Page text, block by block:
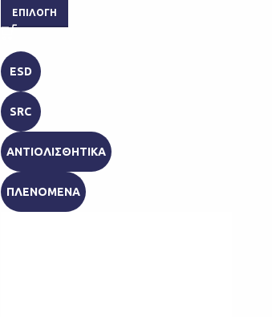
ΕΠΙΛΟΓΉ
ESD
SRC
ΑΝΤΙΟΛΙΣΘΗΤΙΚΑ
ΠΛΕΝΟΜΕΝΑ